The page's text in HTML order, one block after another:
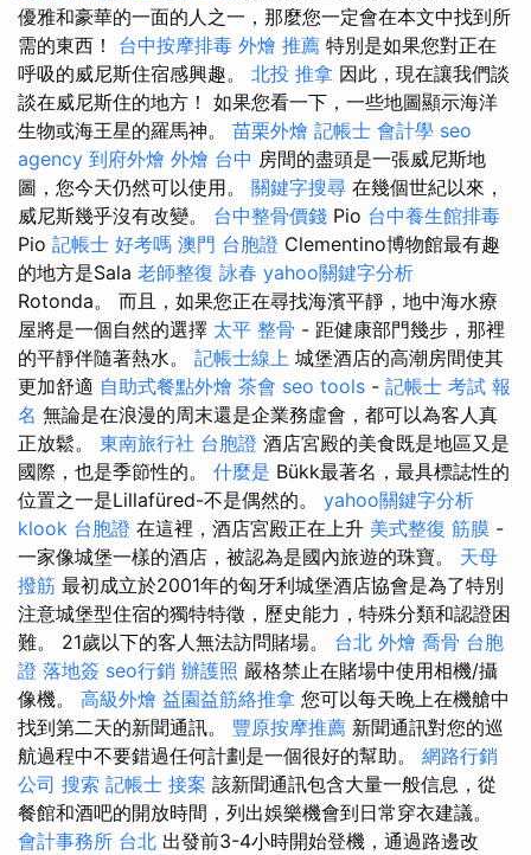
優雅和豪華的一面的人之一，那麼您一定會在本文中找到所
需的東西！ 台中按摩排毒 外燴 推薦 特別是如果您對正在
呼吸的威尼斯住宿感興趣。 北投 推拿 因此，現在讓我們談
談在威尼斯住的地方！ 如果您看一下，一些地圖顯示海洋
生物或海王星的羅馬神。 苗栗外燴 記帳士 會計學 seo
agency 到府外燴 外燴 台中 房間的盡頭是一張威尼斯地
圖，您今天仍然可以使用。 關鍵字搜尋 在幾個世紀以來，
威尼斯幾乎沒有改變。 台中整骨價錢 Pio 台中養生館排毒
Pio 記帳士 好考嗎 澳門 台胞證 Clementino博物館最有趣
的地方是Sala 老師整復 詠春 yahoo關鍵字分析
Rotonda。 而且，如果您正在尋找海濱平靜，地中海水療
屋將是一個自然的選擇 太平 整骨 - 距健康部門幾步，那裡
的平靜伴隨著熱水。 記帳士線上 城堡酒店的高潮房間使其
更加舒適 自助式餐點外燴 茶會 seo tools - 記帳士 考試 報
名 無論是在浪漫的周末還是企業務虛會，都可以為客人真
正放鬆。 東南旅行社 台胞證 酒店宮殿的美食既是地區又是
國際，也是季節性的。 什麼是 Bükk最著名，最具標誌性的
位置之一是Lillafüred-不是偶然的。 yahoo關鍵字分析
klook 台胞證 在這裡，酒店宮殿正在上升 美式整復 筋膜 -
一家像城堡一樣的酒店，被認為是國內旅遊的珠寶。 天母
撥筋 最初成立於2001年的匈牙利城堡酒店協會是為了特別
注意城堡型住宿的獨特特徵，歷史能力，特殊分類和認證困
難。 21歲以下的客人無法訪問賭場。 台北 外燴 喬骨 台胞
證 落地簽 seo行銷 辦護照 嚴格禁止在賭場中使用相機/攝
像機。 高級外燴 益園益筋絡推拿 您可以每天晚上在機艙中
找到第二天的新聞通訊。 豐原按摩推薦 新聞通訊對您的巡
航過程中不要錯過任何計劃是一個很好的幫助。 網路行銷
公司 搜索 記帳士 接案 該新聞通訊包含大量一般信息，從
餐館和酒吧的開放時間，列出娛樂機會到日常穿衣建議。
會計事務所 台北 出發前3-4小時開始登機，通過路邊改